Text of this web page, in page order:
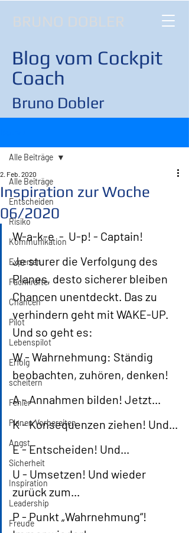
BRUNO DOBLER
Blog vom Cockpit
Coach
Bruno Dobler
Alle Beiträge
Entscheiden
Risiko
Kommunikation
Experten
Fachkräfte
Chancen
Pilot
Lebenspilot
Erfolg
scheitern
Fehler
Planen Vorbereiten
Angst
Sicherheit
Inspiration
Leadership
Freude
Alle Beiträge
Inspiration zur Woche
06/2020
2. Feb. 2020
W-a-k-e  -  U-p! - Captain!
Je sturer die Verfolgung des
Planes, desto sicherer bleiben
Chancen unentdeckt. Das zu
verhindern geht mit WAKE-UP.
Und so geht es:
W - Wahrnehmung: Ständig
beobachten, zuhören, denken!
A - Annahmen bilden! Jetzt...
K - Konsequenzen ziehen! Und...
E - Entscheiden! Und...
U - Umsetzen! Und wieder
zurück zum...
P - Punkt „Wahrnehmung“!